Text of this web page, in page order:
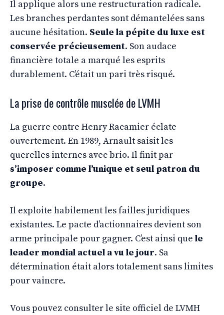
Il applique alors une restructuration radicale.
Les branches perdantes sont démantelées sans
aucune hésitation. Seule la pépite du luxe est
conservée précieusement. Son audace
financière totale a marqué les esprits
durablement. C’était un pari très risqué.
La prise de contrôle musclée de LVMH
La guerre contre Henry Racamier éclate
ouvertement. En 1989, Arnault saisit les
querelles internes avec brio. Il finit par
s’imposer comme l’unique et seul patron du
groupe.
Il exploite habilement les failles juridiques
existantes. Le pacte d’actionnaires devient son
arme principale pour gagner. C’est ainsi que le
leader mondial actuel a vu le jour. Sa
détermination était alors totalement sans limites
pour vaincre.
Vous pouvez consulter le site officiel de LVMH